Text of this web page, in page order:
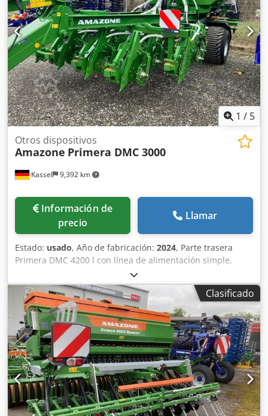
1 / 5
Kassel 9,392 km
Otros dispositivos
Amazone Primera DMC 3000
Información de
precio
Llamar
Estado: usado, Año de fabricación: 2024, Parte trasera
Primera DMC 4200 l con línea de alimentación simple,
distribuidores Single-Shoot para 16 filas, plataforma de
carga larga para parte trasera, lanza con pie de apoyo
abatible, enganche de brazo inferior categoría 3, eje con
freno y freno de estacionamiento, sistema de frenos
neumáticos de doble línea. Csdjuhnwvspfx Ahtorf
Clasificado